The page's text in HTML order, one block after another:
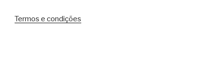
Termos e condições